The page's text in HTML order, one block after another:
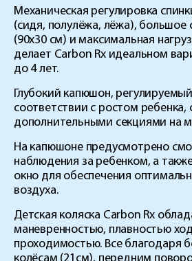
Механическая регулировка
(сидя, полулёжа, лёжа), большое
(90x30 см) и максимальная
делает Carbon Rxидеальном
до 4 лет.
Глубокий капюшон,
соответствии с ростом
дополнительными секциями на
На капюшоне предусмотрено
наблюдения за ребенком, а
окно для обеспечения
воздуха.
Детская коляска Carbon Rx
маневренностью, плавностью
проходимостью. Все благодаря